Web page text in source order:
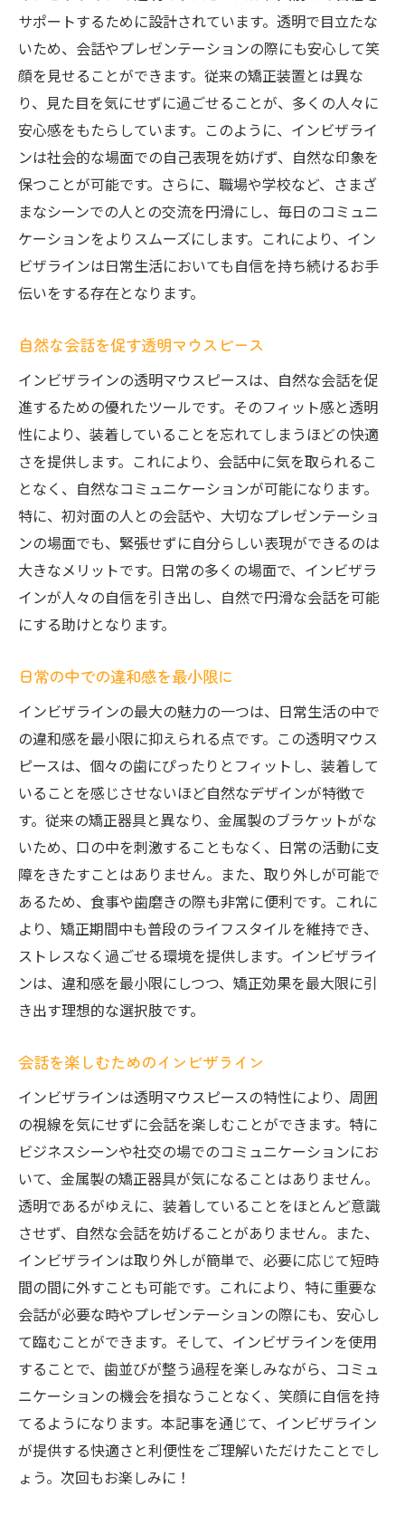
サポートするために設計されています。透明で目立たな
いため、会話やプレゼンテーションの際にも安心して笑
顔を見せることができます。従来の矯正装置とは異な
り、見た目を気にせずに過ごせることが、多くの人々に
安心感をもたらしています。このように、インビザライ
ンは社会的な場面での自己表現を妨げず、自然な印象を
保つことが可能です。さらに、職場や学校など、さまざ
まなシーンでの人との交流を円滑にし、毎日のコミュニ
ケーションをよりスムーズにします。これにより、イン
ビザラインは日常生活においても自信を持ち続けるお手
伝いをする存在となります。
自然な会話を促す透明マウスピース
インビザラインの透明マウスピースは、自然な会話を促
進するための優れたツールです。そのフィット感と透明
性により、装着していることを忘れてしまうほどの快適
さを提供します。これにより、会話中に気を取られるこ
となく、自然なコミュニケーションが可能になります。
特に、初対面の人との会話や、大切なプレゼンテーショ
ンの場面でも、緊張せずに自分らしい表現ができるのは
大きなメリットです。日常の多くの場面で、インビザラ
インが人々の自信を引き出し、自然で円滑な会話を可能
にする助けとなります。
日常の中での違和感を最小限に
インビザラインの最大の魅力の一つは、日常生活の中で
の違和感を最小限に抑えられる点です。この透明マウス
ピースは、個々の歯にぴったりとフィットし、装着して
いることを感じさせないほど自然なデザインが特徴で
す。従来の矯正器具と異なり、金属製のブラケットがな
いため、口の中を刺激することもなく、日常の活動に支
障をきたすことはありません。また、取り外しが可能で
あるため、食事や歯磨きの際も非常に便利です。これに
より、矯正期間中も普段のライフスタイルを維持でき、
ストレスなく過ごせる環境を提供します。インビザライ
ンは、違和感を最小限にしつつ、矯正効果を最大限に引
き出す理想的な選択肢です。
会話を楽しむためのインビザライン
インビザラインは透明マウスピースの特性により、周囲
の視線を気にせずに会話を楽しむことができます。特に
ビジネスシーンや社交の場でのコミュニケーションにお
いて、金属製の矯正器具が気になることはありません。
透明であるがゆえに、装着していることをほとんど意識
させず、自然な会話を妨げることがありません。また、
インビザラインは取り外しが簡単で、必要に応じて短時
間の間に外すことも可能です。これにより、特に重要な
会話が必要な時やプレゼンテーションの際にも、安心し
て臨むことができます。そして、インビザラインを使用
することで、歯並びが整う過程を楽しみながら、コミュ
ニケーションの機会を損なうことなく、笑顔に自信を持
てるようになります。本記事を通じて、インビザライン
が提供する快適さと利便性をご理解いただけたことでし
ょう。次回もお楽しみに！